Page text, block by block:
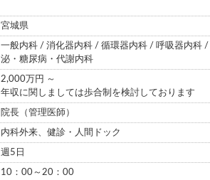
宮城県
一般内科 / 消化器内科 / 循環器内科 / 呼吸器内科
泌・糖尿病・代謝内科
2,000万円 ～
年収に関しましては歩合制を検討しております
院長（管理医師）
内科外来、健診・人間ドック
週5日
10：00～20：00